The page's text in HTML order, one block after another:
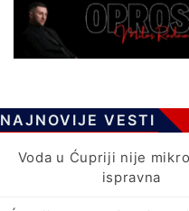
NAJNOVIJE VESTI
Voda u Ćupriji nije
ispravna